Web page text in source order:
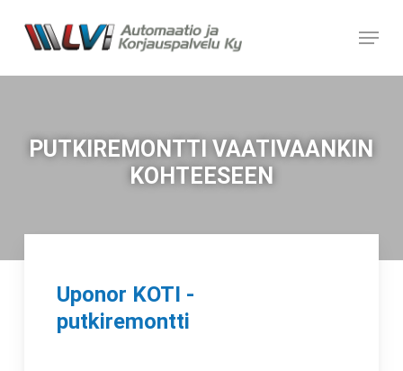
main
content
Menu
PUTKIREMONTTI VAATIVAANKIN
KOHTEESEEN
Uponor KOTI -
putkiremontti